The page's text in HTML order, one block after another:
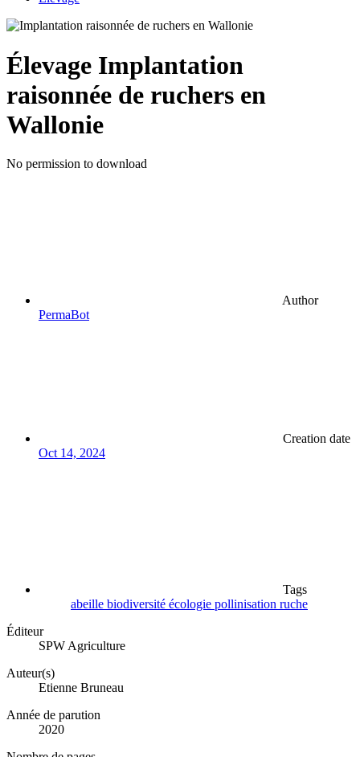
Élevage Implantation
raisonnée de ruchers en
Wallonie
No permission to download
Author
PermaBot
Creation date
Oct 14, 2024
Tags
abeille biodiversité écologie pollinisation ruche
Éditeur
SPW Agriculture
Auteur(s)
Etienne Bruneau
Année de parution
2020